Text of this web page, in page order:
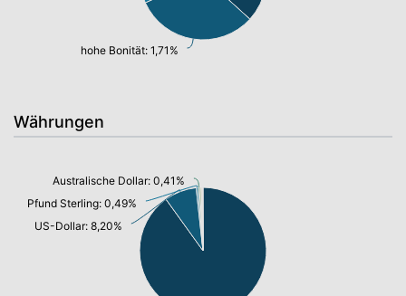
hohe Bonität: 1,71%
Währungen
US-Dollar: 8,20%
Pfund Sterling: 0,49%
Australische Dollar: 0,41%